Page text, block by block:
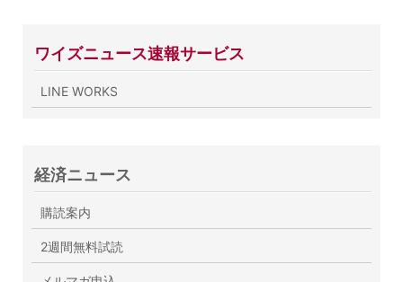
ワイズニュース速報サービス
LINE WORKS
経済ニュース
購読案内
2週間無料試読